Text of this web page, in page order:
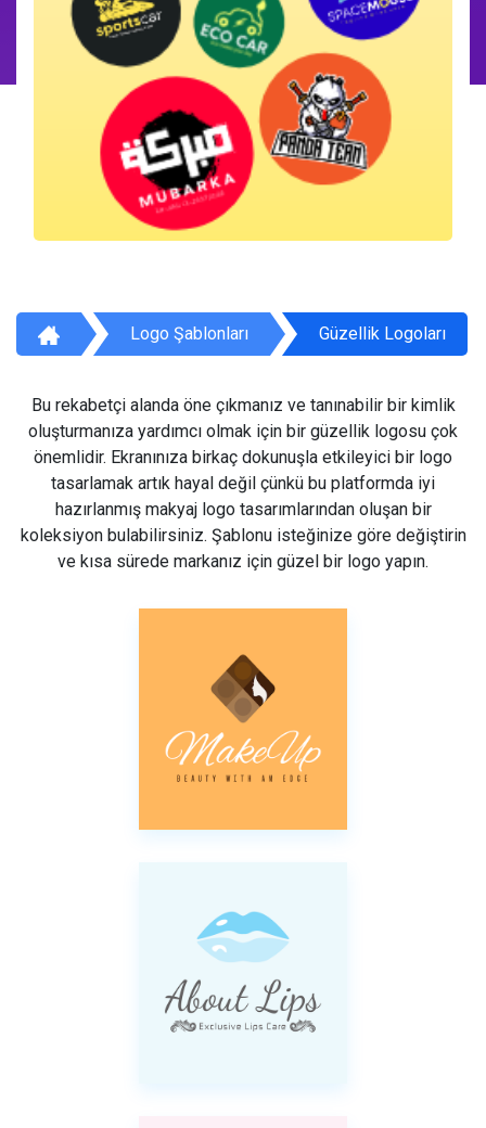
Logo Şablonları Güzellik Logoları
Bu rekabetçi alanda öne çıkmanız ve tanınabilir bir kimlik
oluşturmanıza yardımcı olmak için bir güzellik logosu çok
önemlidir. Ekranınıza birkaç dokunuşla etkileyici bir logo
tasarlamak artık hayal değil çünkü bu platformda iyi
hazırlanmış makyaj logo tasarımlarından oluşan bir
koleksiyon bulabilirsiniz. Şablonu isteğinize göre değiştirin
ve kısa sürede markanız için güzel bir logo yapın.